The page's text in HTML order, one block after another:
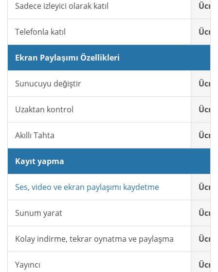
Sadece izleyici olarak katıl
Telefonla katıl
Ekran Paylaşımı Özellikleri
Sunucuyu değiştir
Uzaktan kontrol
Akıllı Tahta
Kayıt yapma
Ses, video ve ekran paylaşımı kaydetme
Sunum yarat
Kolay indirme, tekrar oynatma ve paylaşma
Yayıncı